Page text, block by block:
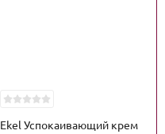
Ekel Успокаивающий крем